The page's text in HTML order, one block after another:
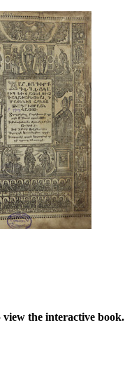
the interactive book.